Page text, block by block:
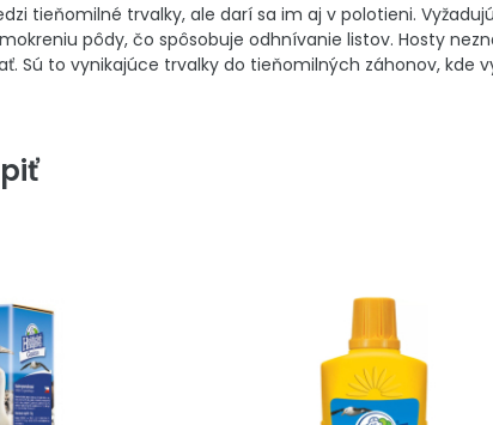
tieňomilné trvalky, ale darí sa im aj v polotieni.
pôdy, čo spôsobuje odhnívanie listov. Hosty
Sú to vynikajúce trvalky do tieňomilných záhonov,